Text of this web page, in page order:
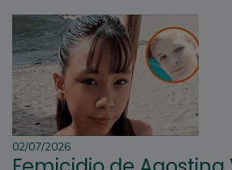
02/07/2026